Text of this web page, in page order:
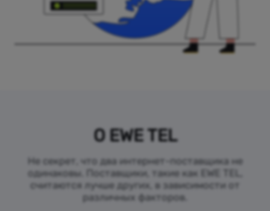
О EWE TEL
Не секрет, что два интернет-поставщика не
одинаковы. Поставщики, такие как EWE TEL,
считаются лучше других, в зависимости от
различных факторов.